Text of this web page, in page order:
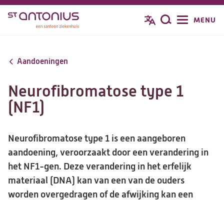
Overslaan
inhoud
Zoeken
MENU
Aandoeningen
Neurofibromatose type 1
(NF1)
Neurofibromatose type 1 is een aangeboren
aandoening, veroorzaakt door een verandering in
het NF1-gen. Deze verandering in het erfelijk
materiaal (DNA) kan van een van de ouders
worden overgedragen of de afwijking kan een